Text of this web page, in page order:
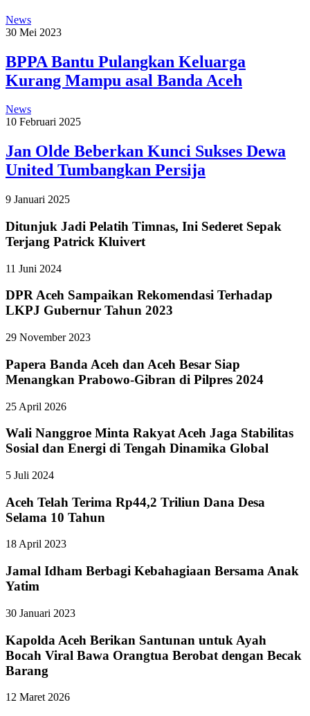
News
30 Mei 2023
BPPA Bantu Pulangkan Keluarga
Kurang Mampu asal Banda Aceh
News
10 Februari 2025
Jan Olde Beberkan Kunci Sukses Dewa
United Tumbangkan Persija
9 Januari 2025
Ditunjuk Jadi Pelatih Timnas, Ini Sederet Sepak
Terjang Patrick Kluivert
11 Juni 2024
DPR Aceh Sampaikan Rekomendasi Terhadap
LKPJ Gubernur Tahun 2023
29 November 2023
Papera Banda Aceh dan Aceh Besar Siap
Menangkan Prabowo-Gibran di Pilpres 2024
25 April 2026
Wali Nanggroe Minta Rakyat Aceh Jaga Stabilitas
Sosial dan Energi di Tengah Dinamika Global
5 Juli 2024
Aceh Telah Terima Rp44,2 Triliun Dana Desa
Selama 10 Tahun
18 April 2023
Jamal Idham Berbagi Kebahagiaan Bersama Anak
Yatim
30 Januari 2023
Kapolda Aceh Berikan Santunan untuk Ayah
Bocah Viral Bawa Orangtua Berobat dengan Becak
Barang
12 Maret 2026